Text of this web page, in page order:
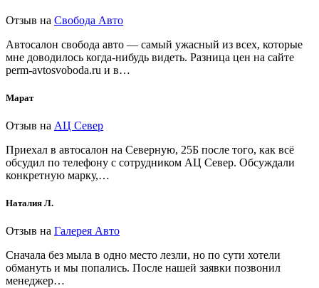
Отзыв на Свобода Авто
Автосалон свобода авто — самый ужасный из всех, которые
мне доводилось когда-нибудь видеть. Разница цен на сайте
perm-avtosvoboda.ru и в…
Марат
Отзыв на АЦ Север
Приехал в автосалон на Северную, 25Б после того, как всё
обсудил по телефону с сотрудником АЦ Север. Обсуждали
конкретную марку,…
Наталия Л.
Отзыв на Галерея Авто
Сначала без мыла в одно место лезли, но по сути хотели
обмануть и мы попались. После нашей заявки позвонил
менеджер…